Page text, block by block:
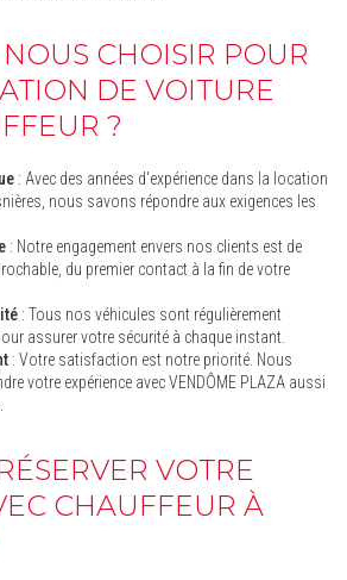
CHOISIR POUR
DE VOITURE
?
: Avec des années d'expérience dans la location
, nous savons répondre aux exigences les
: Notre engagement envers nos clients est de
du premier contact à la fin de votre
: Tous nos véhicules sont régulièrement
assurer votre sécurité à chaque instant.
: Votre satisfaction est notre priorité. Nous
votre expérience avec VENDÔME PLAZA aussi
VOTRE
CHAUFFEUR À